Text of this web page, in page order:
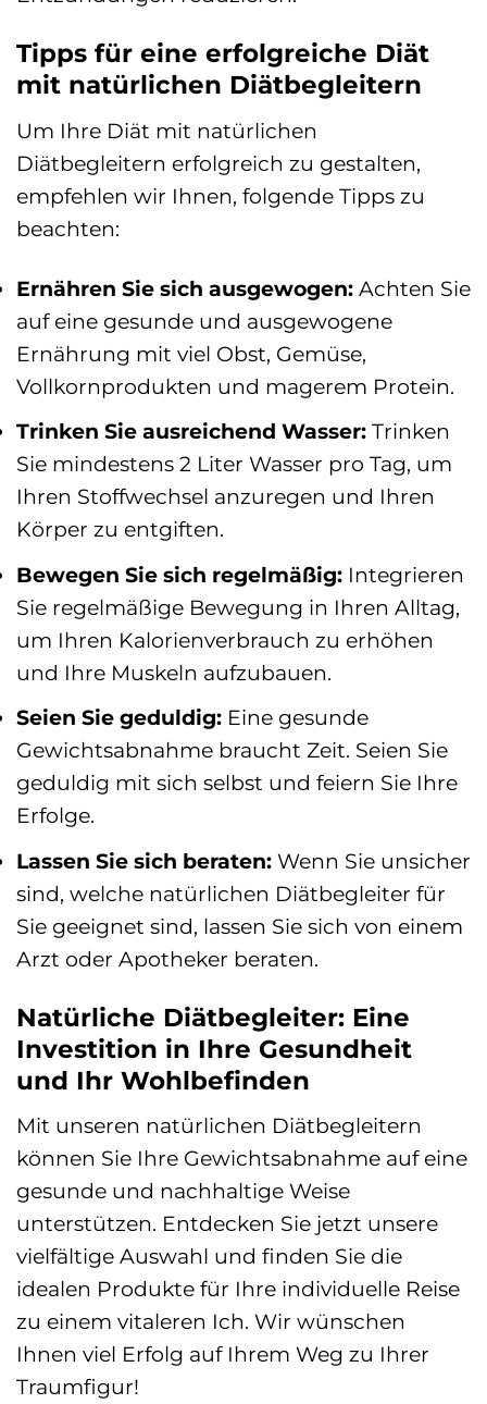
Tipps für eine erfolgreiche Diät
mit natürlichen Diätbegleitern
Um Ihre Diät mit natürlichen
Diätbegleitern erfolgreich zu gestalten,
empfehlen wir Ihnen, folgende Tipps zu
beachten:
Ernähren Sie sich ausgewogen: Achten Sie
auf eine gesunde und ausgewogene
Ernährung mit viel Obst, Gemüse,
Vollkornprodukten und magerem Protein.
Trinken Sie ausreichend Wasser: Trinken
Sie mindestens 2 Liter Wasser pro Tag, um
Ihren Stoffwechsel anzuregen und Ihren
Körper zu entgiften.
Bewegen Sie sich regelmäßig: Integrieren
Sie regelmäßige Bewegung in Ihren Alltag,
um Ihren Kalorienverbrauch zu erhöhen
und Ihre Muskeln aufzubauen.
Seien Sie geduldig: Eine gesunde
Gewichtsabnahme braucht Zeit. Seien Sie
geduldig mit sich selbst und feiern Sie Ihre
Erfolge.
Lassen Sie sich beraten: Wenn Sie unsicher
sind, welche natürlichen Diätbegleiter für
Sie geeignet sind, lassen Sie sich von einem
Arzt oder Apotheker beraten.
Natürliche Diätbegleiter: Eine
Investition in Ihre Gesundheit
und Ihr Wohlbefinden
Mit unseren natürlichen Diätbegleitern
können Sie Ihre Gewichtsabnahme auf eine
gesunde und nachhaltige Weise
unterstützen. Entdecken Sie jetzt unsere
vielfältige Auswahl und finden Sie die
idealen Produkte für Ihre individuelle Reise
zu einem vitaleren Ich. Wir wünschen
Ihnen viel Erfolg auf Ihrem Weg zu Ihrer
Traumfigur!